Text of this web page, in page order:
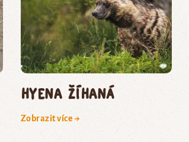
hyena žíhaná
Zobrazit více →